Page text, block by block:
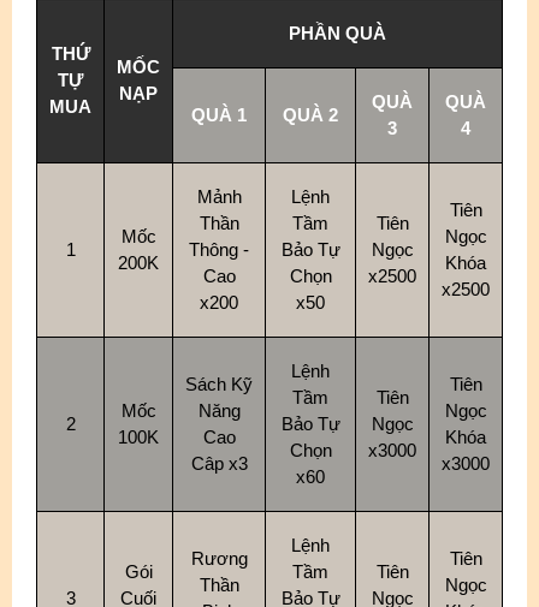
THỨ
TỰ
MUA
MỐC
NẠP
PHẦN QUÀ
QUÀ 1 QUÀ 2
QUÀ
3
QUÀ
4
1
Mốc
200K
Mảnh
Thần
Thông -
Cao
x200
Lệnh
Tầm
Bảo Tự
Chọn
x50
Tiên
Ngọc
x2500
Tiên
Ngọc
Khóa
x2500
2
Mốc
100K
Sách Kỹ
Năng
Cao
Câp x3
Lệnh
Tầm
Bảo Tự
Chọn
x60
Tiên
Ngọc
x3000
Tiên
Ngọc
Khóa
x3000
3
Gói
Cuối
Rương
Thần
Lệnh
Tầm
Bảo Tự
Tiên
Ngọc
Tiên
Ngọc